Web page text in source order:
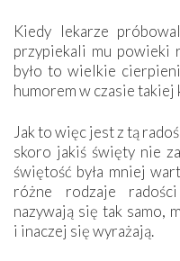
Kiedy lekarze
przypiekali mu powieki
było to wielkie
humorem w czasie
Jak to więc jest z tą
skoro jakiś święty nie
świętość była mniej
różne rodzaje
nazywają się tak samo,
i inaczej się wyrażają.